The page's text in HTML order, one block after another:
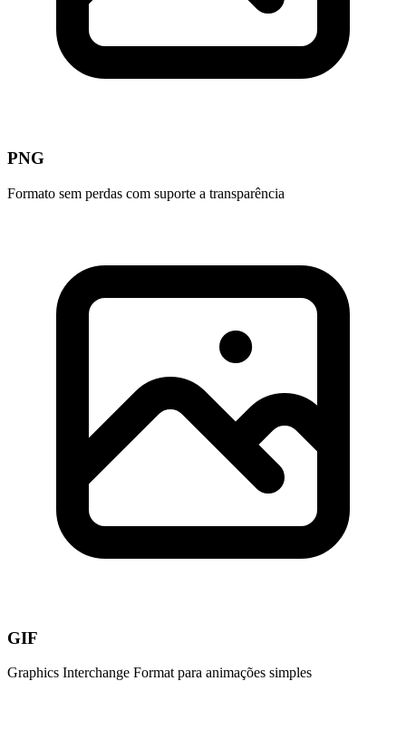
PNG
Formato sem perdas com suporte a transparência
GIF
Graphics Interchange Format para animações simples